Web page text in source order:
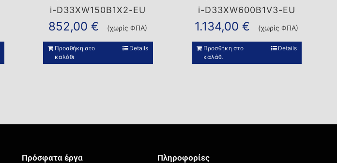
i-D33XW150B1X2-EU
852,00€ (χωρίς ΦΠΑ)
Προσθήκη στο
καλάθι
Details
i-D33XW600B1V3-EU
1.134,00€ (χωρίς ΦΠΑ)
Προσθήκη στο
καλάθι
Details
Πρόσφατα έργα Πληροφορίες